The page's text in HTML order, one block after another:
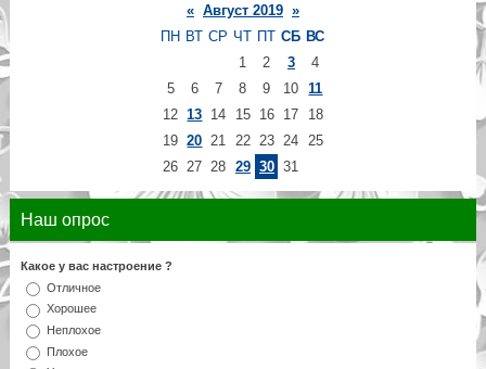
« Август 2019 »
ПН ВТ СР ЧТ ПТ СБ ВС
1
2 3
4
5
6 7 8 9 10
11
12 13 14 15 16 17
18
19 20 21 22 23 24
25
26 27 28 29 30 31
Наш опрос
Какое у вас настроение ?
Отличное
Хорошее
Неплохое
Плохое